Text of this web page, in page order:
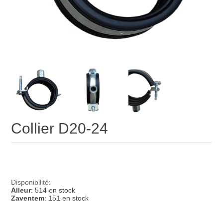
Collier D20-24
Disponibilité:
Alleur: 514 en stock
Zaventem: 151 en stock